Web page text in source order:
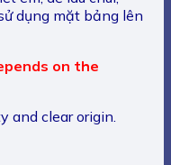
dụng mặt bảng lên
on the
and clear origin.